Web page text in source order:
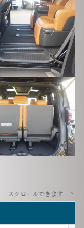
スクロールできます